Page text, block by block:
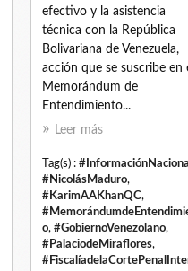
efectivo y la asistencia
técnica con la República
Bolivariana de Venezuela,
acción que se suscribe en
Memorándum de
Entendimiento...
Leer más
Tag(s) : #InformaciónNacional
#NicolásMaduro,
#KarimAAKhanQC,
o, #GobiernoVenezolano,
#PalaciodeMiraflores,